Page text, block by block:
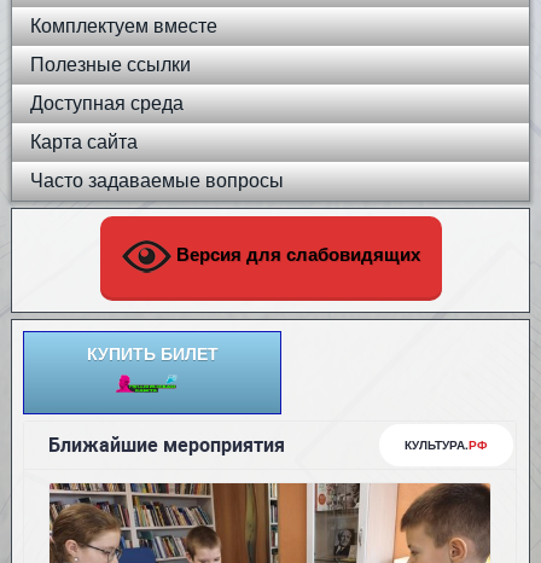
Комплектуем вместе
Полезные ссылки
Доступная среда
Карта сайта
Часто задаваемые вопросы
Версия для слабовидящих
КУПИТЬ БИЛЕТ